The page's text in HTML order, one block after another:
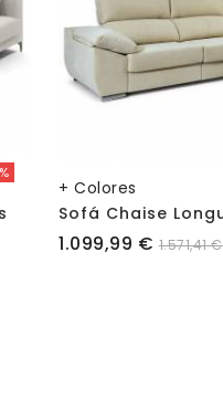
+ Colores
Sofá Chaise
Precio
1.099,99 € 1.571,41 €